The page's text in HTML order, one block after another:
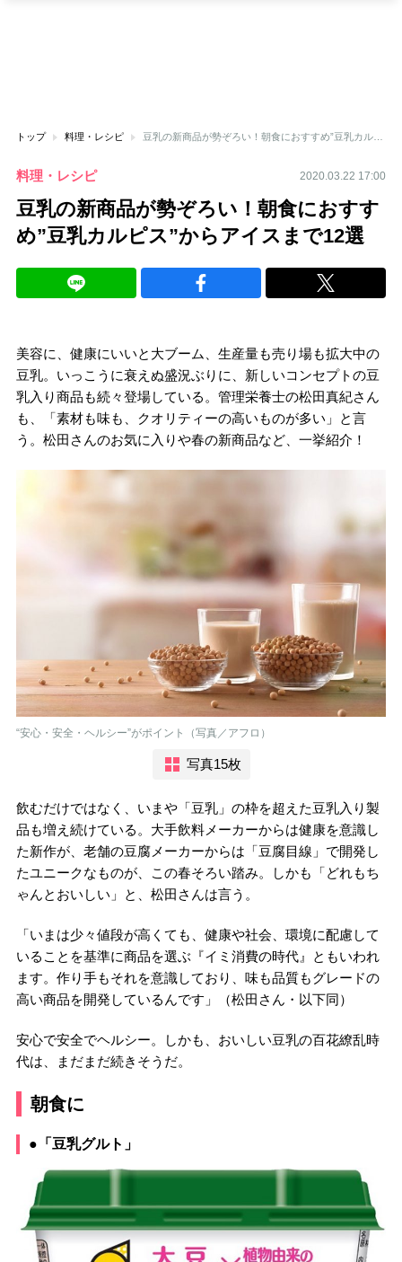
トップ 料理・レシピ 豆乳の新商品が勢ぞろい！朝食におすすめ”豆乳カルピス”からアイスまで12選
料理・レシピ 2020.03.22 17:00
豆乳の新商品が勢ぞろい！朝食におすす
め”豆乳カルピス”からアイスまで12選
美容に、健康にいいと大ブーム、生産量も売り場も拡大中の
豆乳。いっこうに衰えぬ盛況ぶりに、新しいコンセプトの豆
乳入り商品も続々登場している。管理栄養士の松田真紀さん
も、「素材も味も、クオリティーの高いものが多い」と言
う。松田さんのお気に入りや春の新商品など、一挙紹介！
“安心・安全・ヘルシー”がポイント（写真／アフロ）
写真15枚
飲むだけではなく、いまや「豆乳」の枠を超えた豆乳入り製
品も増え続けている。大手飲料メーカーからは健康を意識し
た新作が、老舗の豆腐メーカーからは「豆腐目線」で開発し
たユニークなものが、この春そろい踏み。しかも「どれもち
ゃんとおいしい」と、松田さんは言う。
「いまは少々値段が高くても、健康や社会、環境に配慮して
いることを基準に商品を選ぶ『イミ消費の時代』ともいわれ
ます。作り手もそれを意識しており、味も品質もグレードの
高い商品を開発しているんです」（松田さん・以下同）
安心で安全でヘルシー。しかも、おいしい豆乳の百花繚乱時
代は、まだまだ続きそうだ。
朝食に
●「豆乳グルト」